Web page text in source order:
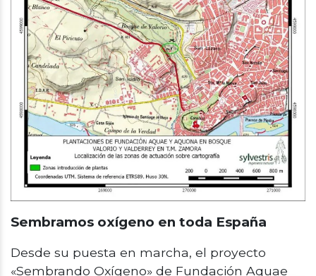
Sembramos oxígeno en toda España
Desde su puesta en marcha, el proyecto
«Sembrando Oxígeno» de Fundación Aquae